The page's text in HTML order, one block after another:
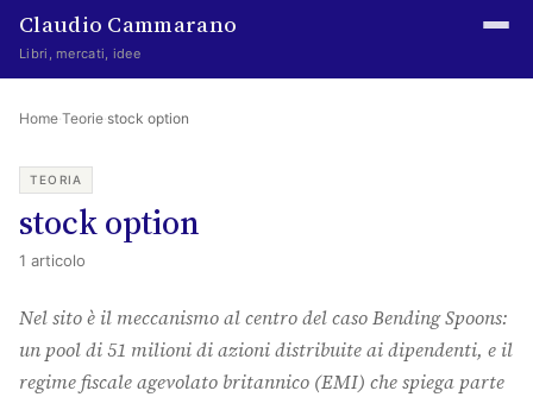
Claudio Cammarano
Libri, mercati, idee
Home
Writings
Curated
Learning log
Irene Media
Home·Teorie·stock option
TEORIA
stock option
1 articolo
Nel sito è il meccanismo al centro del caso Bending Spoons:
un pool di 51 milioni di azioni distribuite ai dipendenti, e il
regime fiscale agevolato britannico (EMI) che spiega parte